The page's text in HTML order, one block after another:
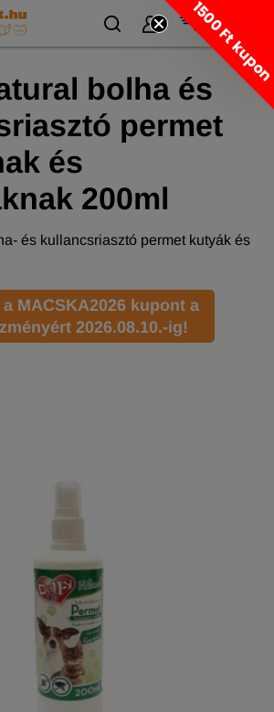
bolha és
permet
és
200ml
és kullancsriasztó permet kutyák és
MACSKA2026 kupont a
2026.08.10.-ig!
1500 Ft